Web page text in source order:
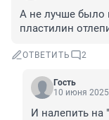
А не лучше было
пластилин
ОТВЕТИТЬ 2
Гость
10 июня
И налепить на